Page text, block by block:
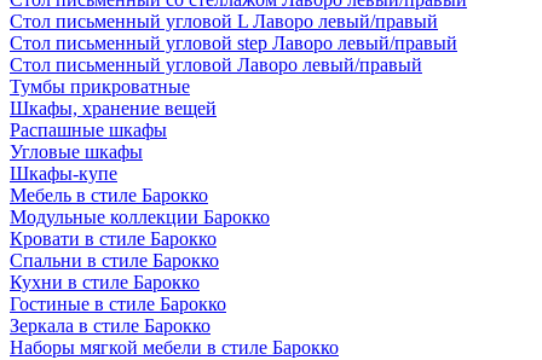
Стол письменный угловой L Лаворо левый/правый
Стол письменный угловой step Лаворо левый/правый
Стол письменный угловой Лаворо левый/правый
Тумбы прикроватные
Шкафы, хранение вещей
Распашные шкафы
Угловые шкафы
Шкафы-купе
Мебель в стиле Барокко
Модульные коллекции Барокко
Кровати в стиле Барокко
Спальни в стиле Барокко
Кухни в стиле Барокко
Гостиные в стиле Барокко
Зеркала в стиле Барокко
Наборы мягкой мебели в стиле Барокко